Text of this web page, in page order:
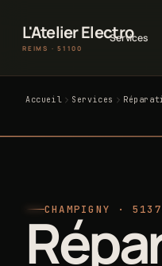
L'Atelier Electro
REIMS · 51100
Services
Accueil Services
CHAMPIGNY ·